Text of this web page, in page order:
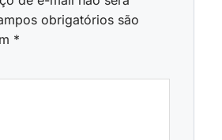
obrigatórios são
*